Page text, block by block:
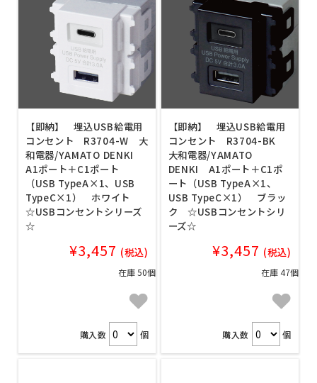
【即納】 埋込USB給電用
コンセント R3704-W 大
和電器/YAMATO DENKI
A1ポート＋C1ポート
（USB TypeA×1、USB
TypeC×1） ホワイト
☆USBコンセントシリーズ
☆
¥3,457 (税込)
在庫 50個
購入数 個
【即納】 埋込USB給電用
コンセント R3704-BK
大和電器/YAMATO
DENKI A1ポート＋C1ポ
ート（USB TypeA×1、
USB TypeC×1） ブラッ
ク ☆USBコンセントシリ
ーズ☆
¥3,457 (税込)
在庫 47個
購入数 個